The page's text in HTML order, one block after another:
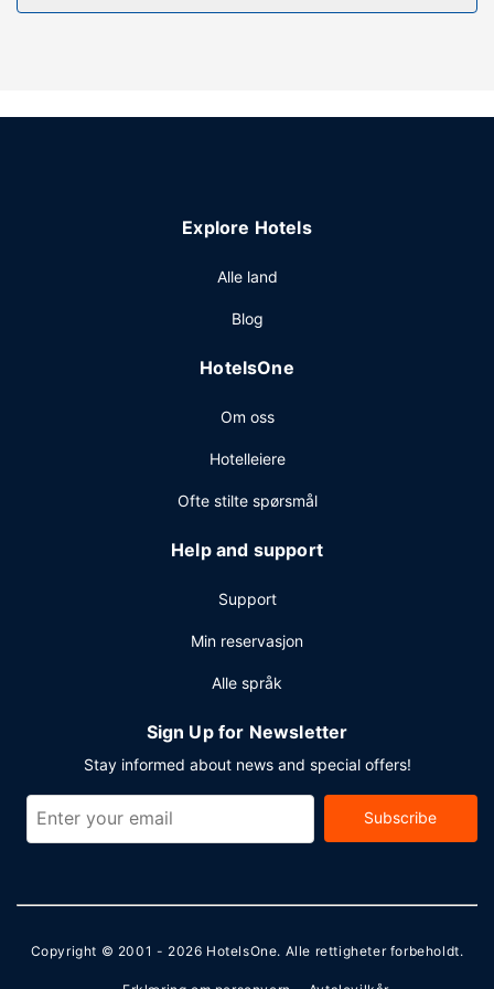
fellesområdet og piknikområde.
tilbys ubetjent parkering (inkludert) på stedet.
Explore Hotels
Alle land
Blog
HotelsOne
Om oss
Hotelleiere
Ofte stilte spørsmål
Help and support
Support
Min reservasjon
Alle språk
Sign Up for Newsletter
Stay informed about news and special offers!
Subscribe
Copyright © 2001 - 2026 HotelsOne. Alle rettigheter forbeholdt.